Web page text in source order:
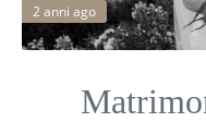
2 anni ago